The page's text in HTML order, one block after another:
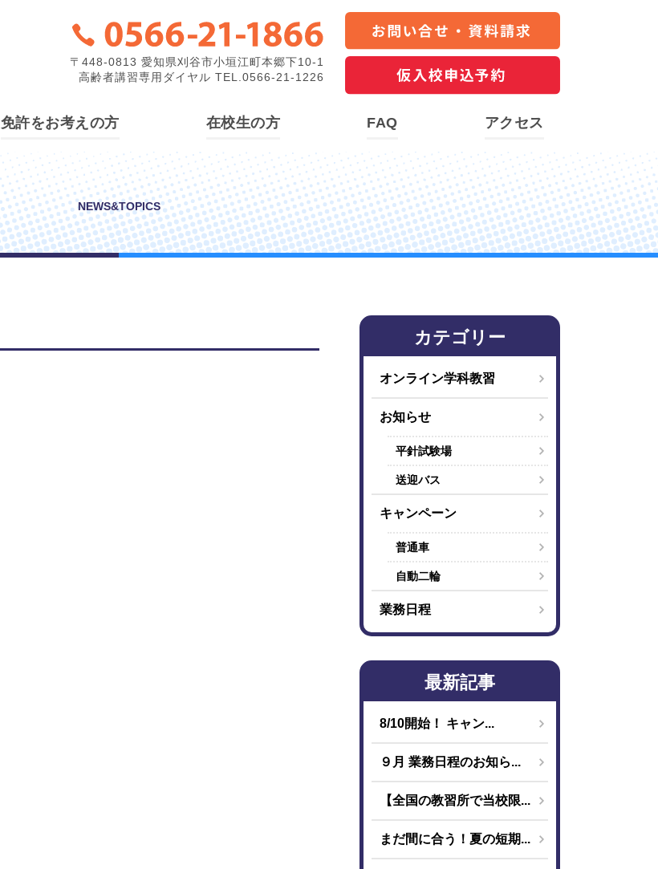
〒448-0813 愛知県刈谷市小垣江町本郷下10-1
高齢者講習専用ダイヤル TEL.0566-21-1226
免許をお考えの方 在校生の方 FAQ アクセス
NEWS&TOPICS
カテゴリー
オンライン学科教習
お知らせ
平針試験場
送迎バス
キャンペーン
普通車
自動二輪
業務日程
最新記事
8/10開始！ キャン...
９月 業務日程のお知ら...
【全国の教習所で当校限...
まだ間に合う！夏の短期...